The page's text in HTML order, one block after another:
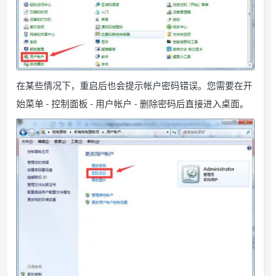
在某些情况下，重启后也会提示帐户密码错误。您需要在开
始菜单 - 控制面板 - 用户帐户 - 删除密码后直接进入桌面。